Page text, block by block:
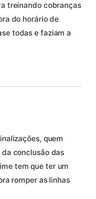
treinando cobranças
do horário de
todas e faziam a
quem
conclusão das
tem que ter um
romper as linhas